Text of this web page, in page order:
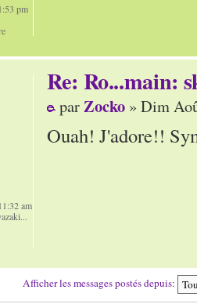
pm
Re: Ro...main:
parZocko » Dim
Ouah! J'adore!!
am
Afficher les messages postés depuis: